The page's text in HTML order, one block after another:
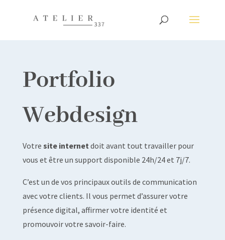
Portfolio
Webdesign
Votre site internet doit avant tout travailler pour
vous et être un support disponible 24h/24 et 7j/7.
C’est un de vos principaux outils de communication
avec votre clients. Il vous permet d’assurer votre
présence digital, affirmer votre identité et
promouvoir votre savoir-faire.